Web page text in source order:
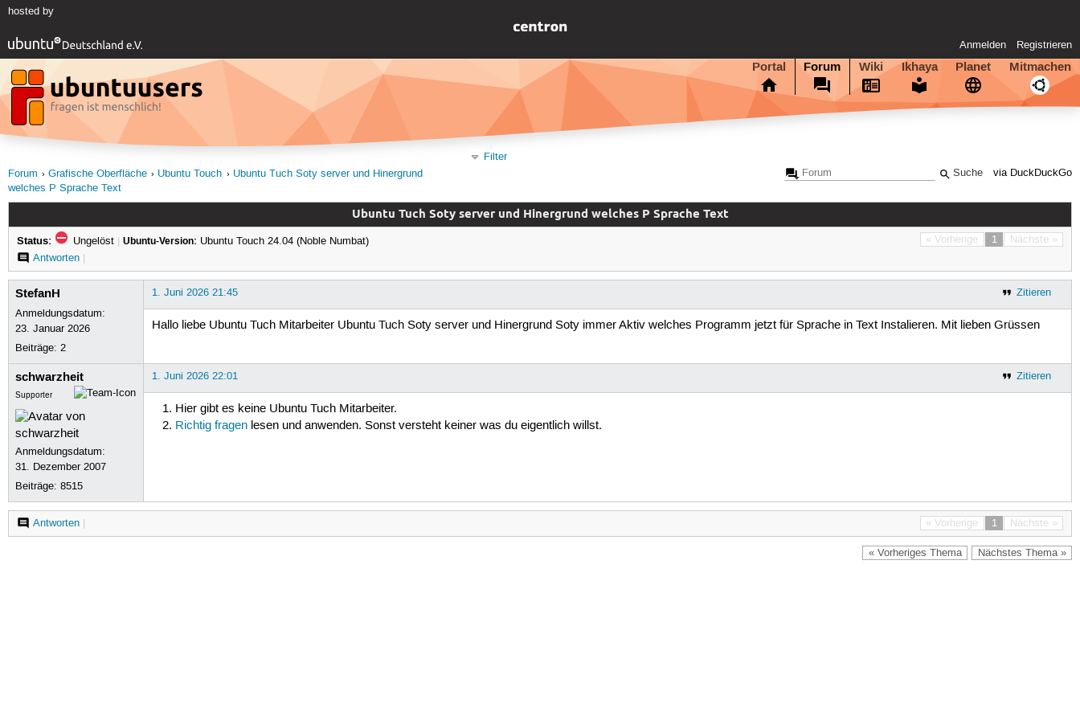
hosted by
Anmelden Registrieren
Portal Forum Wiki Ikhaya Planet Mitmachen
via DuckDuckGo
Filter
Forum
Grafische Oberfläche Ubuntu Touch
Ubuntu Tuch Soty server und Hinergrund
welches P Sprache Text
Ubuntu Tuch Soty server und Hinergrund welches P Sprache Text
« Vorherige 1 Nächste »
Status: Ungelöst | Ubuntu-Version: Ubuntu Touch 24.04 (Noble Numbat)
Antworten|
StefanH
Anmeldungsdatum:
23. Januar 2026
Beiträge:2
Zitieren
1. Juni 2026 21:45
Hallo liebe Ubuntu Tuch Mitarbeiter Ubuntu Tuch Soty server und Hinergrund Soty immer Aktiv welches Programm jetzt für Sprache in Text Instalieren. Mit lieben Grüssen
schwarzheit
Supporter
Anmeldungsdatum:
31. Dezember 2007
Beiträge:8515
Zitieren
1. Juni 2026 22:01
Hier gibt es keine Ubuntu Tuch Mitarbeiter.
Richtig fragen lesen und anwenden. Sonst versteht keiner was du eigentlich willst.
« Vorherige 1 Nächste »
Antworten|
« Vorheriges Thema Nächstes Thema »